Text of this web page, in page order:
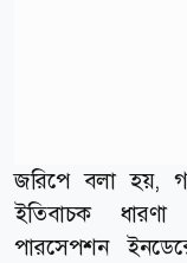
জরিপে বলা হয়,
ইতিবাচক ধারণা
পারসেপশন